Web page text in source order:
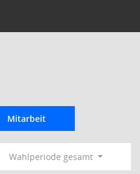
Mitarbeit
Wahlperiode gesamt